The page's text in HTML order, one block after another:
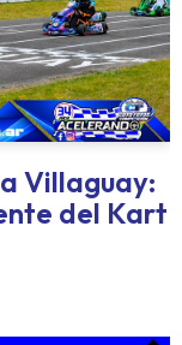
Villaguay:
del Kart